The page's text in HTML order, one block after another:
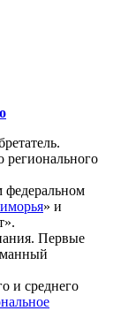
регионального
федеральном
» и
Первые
и среднего